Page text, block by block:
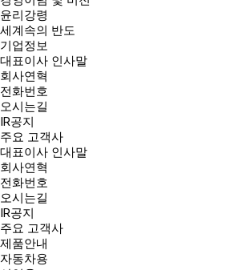
윤리강령
세계속의 반도
기업정보
대표이사 인사말
회사연혁
전화번호
오시는길
IR공지
주요 고객사
대표이사 인사말
회사연혁
전화번호
오시는길
IR공지
주요 고객사
제품안내
자동차용